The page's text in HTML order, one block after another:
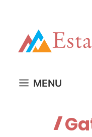
MENU